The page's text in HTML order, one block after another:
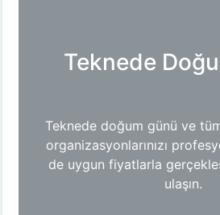
Teknede
Teknede doğum günü ve
organizasyonlarınızı
de uygun fiyatlarla
ulaşın.